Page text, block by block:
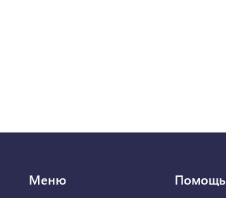
Меню Помощь